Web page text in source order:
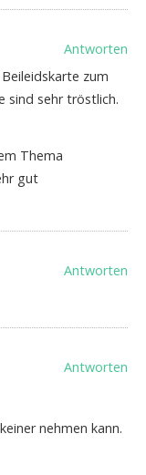
Antworten
zum
sind sehr tröstlich.
Thema
gut
Antworten
Antworten
nehmen kann.